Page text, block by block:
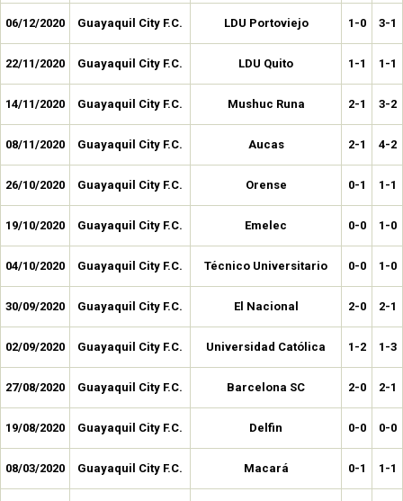
06/12/2020 Guayaquil City F.C. LDU Portoviejo 1-0 3-1
22/11/2020 Guayaquil City F.C. LDU Quito 1-1 1-1
14/11/2020 Guayaquil City F.C. Mushuc Runa 2-1 3-2
08/11/2020 Guayaquil City F.C. Aucas 2-1 4-2
26/10/2020 Guayaquil City F.C. Orense 0-1 1-1
19/10/2020 Guayaquil City F.C. Emelec 0-0 1-0
04/10/2020 Guayaquil City F.C. Técnico Universitario 0-0 1-0
30/09/2020 Guayaquil City F.C. El Nacional 2-0 2-1
02/09/2020 Guayaquil City F.C. Universidad Católica 1-2 1-3
27/08/2020 Guayaquil City F.C. Barcelona SC 2-0 2-1
19/08/2020 Guayaquil City F.C. Delfin 0-0 0-0
08/03/2020 Guayaquil City F.C. Macará 0-1 1-1